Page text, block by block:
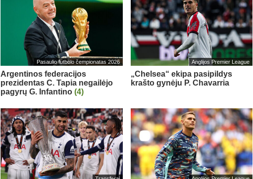
Pasaulio futbolo čempionatas 2026
Argentinos federacijos
prezidentas C. Tapia negailėjo
pagyrų G. Infantino(4)
Anglijos Premier League
„Chelsea“ ekipa pasipildys
krašto gynėju P. Chavarria